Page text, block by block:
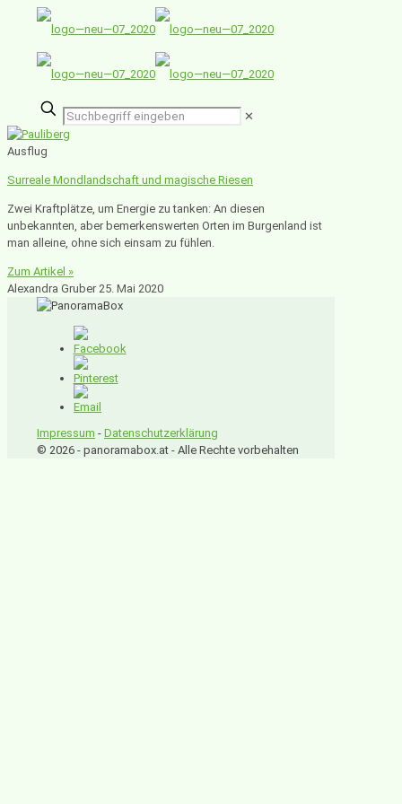
✕
Ausflug
Surreale Mondlandschaft und magische Riesen
Zwei Kraftplätze, um Energie zu tanken: An diesen
unbekannten, aber bemerkenswerten Orten im Burgenland ist
man alleine, ohne sich einsam zu fühlen.
Zum Artikel »
Alexandra Gruber25. Mai 2020
Impressum - Datenschutzerklärung
© 2026 - panoramabox.at - Alle Rechte vorbehalten